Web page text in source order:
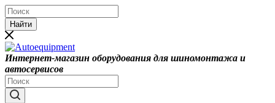
Найти
Интернет-магазин оборудования для шиномонтажа и
автосервисов